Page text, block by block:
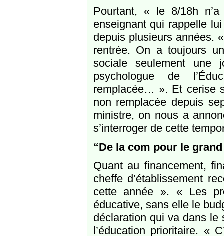
Pourtant, « le 8/18h
enseignant qui rappelle
depuis plusieurs années.
rentrée. On a toujours
sociale seulement
psychologue de
remplacée… ». Et cerise
non remplacée depuis
ministre, on nous a
s’interroger de cette
“De la com pour le
Quant au financement,
cheffe d’établissement
cette année ». « Les
éducative, sans elle le
déclaration qui va dans le
l’éducation prioritaire. «